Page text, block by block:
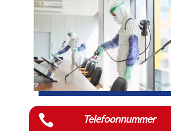
 Telefoonnummer